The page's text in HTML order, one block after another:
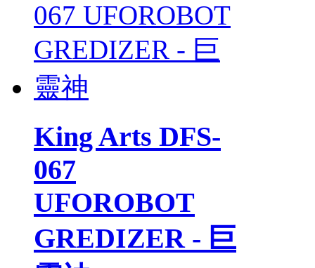
King Arts DFS-
067
UFOROBOT
GREDIZER - 巨